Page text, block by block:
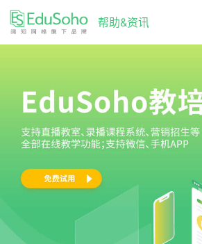
帮助&资讯